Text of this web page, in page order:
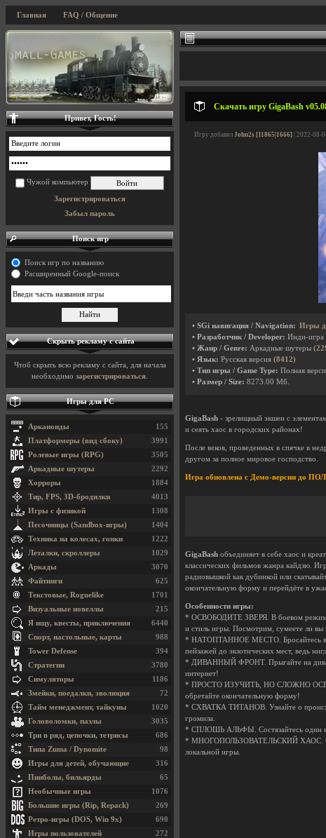
Главная FAQ / Общение
Скачать игру GigaBash
Игру добавил John2s [11865|1666] | 2022-08-
• SGi навигация / Navigation: Игры
• Разработчик / Developer: Инди-игра
• Жанр / Genre: Аркадные шутеры
• Язык: Русская версия (8412)
• Тип игры / Game Type: Полная
• Размер / Size: 8273.00 Мб.
GigaBash - зрелищный экшен с
и сеять хаос в городских районах!
После веков, проведенных в спячке в
другом за полное мировое господство.
Игра обновлена с Демо-версии до
GigaBash объединяет в себе хаос и
классических фильмов жанра кайдзю.
радиовышкой как дубинкой или
окончательную форму и перейдёте в
Особенности игры:
* ОСВОБОДИТЕ ЗВЕРЯ. В боевом режиме
и стиль игры. Посмотрим, сумеете ли вы
* НАТОПТАННОЕ МЕСТО. Бросайтесь в
пейзажей до экзотических мест, ведь
* ДИВАННЫЙ ФРОНТ. Прыгайте на диван
интернет!
* ПРОСТО ИЗУЧИТЬ, НО СЛОЖНО ОСВОИТЬ.
обретайте окончательную форму!
* СХВАТКА ТИТАНОВ. Узнайте о
громила.
* СПЛОШЬ АЛЬФЫ. Состязайтесь один на
* МНОГОПОЛЬЗОВАТЕЛЬСКИЙ ХАОС.
локальной игры.
Привет, Гость!
Чужой компьютер
Зарегистрироваться
Забыл пароль
Поиск игр
Поиск игр по названию
Расширенный Google-поиск
Скрыть рекламу с сайта
Чтоб скрыть всю рекламу с сайта, для начала
необходимо зарегистрироваться
Игры для PC
155
Арканоиды
3991
Платформеры (вид сбоку)
3505
Ролевые игры (RPG)
2292
Аркадные шутеры
1884
Хорроры
4013
Тир, FPS, 3D-бродилки
1308
Игры с физикой
1404
Песочницы (Sandbox-игры)
1222
Техника на колесах, гонки
1029
Леталки, скроллеры
3070
Аркады
625
Файтинги
1701
Текстовые, Roguelike
215
Визуальные новеллы
6440
Я ищу, квесты, приключения
988
Спорт, настольные, карты
394
Tower Defense
3780
Стратегии
1186
Симуляторы
72
Змейки, поедалки, эволюция
1020
Тайм менеджмент, тайкуны
3035
Головоломки, пазлы
686
Три в ряд, цепочки, тетрисы
98
Типа Zuma / Dynomite
316
Игры для детей, обучающие
65
Пинболы, бильярды
1076
Необычные игры
269
Большие игры (Rip, Repack)
690
Ретро-игры (DOS, Win 9x)
272
Игры пользователей